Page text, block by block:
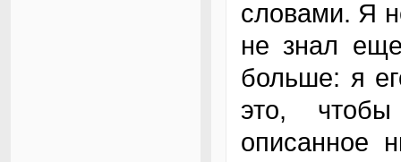
словами. Я
не знал
больше: я
это,
описанное